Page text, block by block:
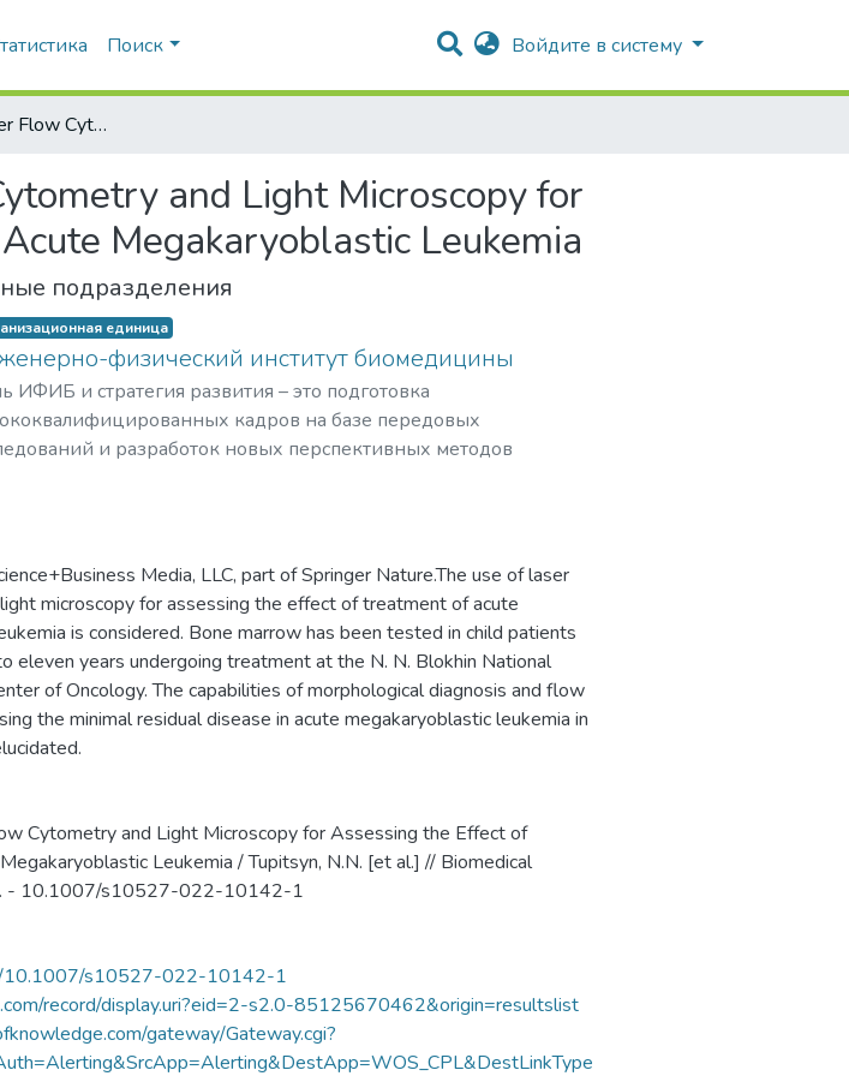
Поиск Войдите в систему
The Use of Laser Flow Cytometry and Light Microscopy for Assessing the Effect of Treatment of Acute Megakaryoblastic Leukemia
and Light Microscopy for
Megakaryoblastic Leukemia
подразделения
единица
физический институт биомедицины
ИФИБ и стратегия развития – это подготовка
кадров на базе передовых
и разработок новых перспективных методов
процесс, что отвечает решению
задачи мирового уровня –
и терапии на клеточном уровне социально-
заболеваний человека.
Media, LLC, part of Springer Nature.The use of laser
microscopy for assessing the effect of treatment of acute
is considered. Bone marrow has been tested in child patients
eleven years undergoing treatment at the N. N. Blokhin National
of Oncology. The capabilities of morphological diagnosis and flow
the minimal residual disease in acute megakaryoblastic leukemia in
Cytometry and Light Microscopy for Assessing the Effect of
Leukemia / Tupitsyn, N.N. [et al.] // Biomedical
- 10.1007/s10527-022-10142-1
10.1007/s10527-022-10142-1
record/display.uri?eid=2-s2.0-85125670462&origin=resultslist
gateway/Gateway.cgi?